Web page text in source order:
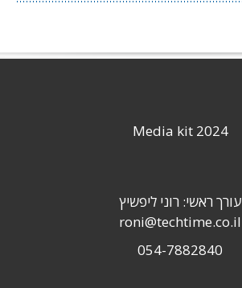
Media kit 2024
עורך ראשי: רוני ליפשיץ
roni@techtime.co.il
054-7882840